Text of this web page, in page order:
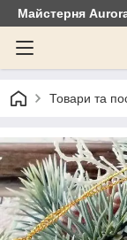
Майстерня
Товари та